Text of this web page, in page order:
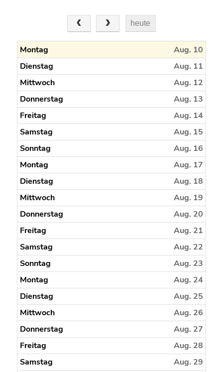
heute
Montag
Aug. 10
Dienstag
Aug. 11
Mittwoch
Aug. 12
Donnerstag
Aug. 13
Freitag
Aug. 14
Samstag
Aug. 15
Sonntag
Aug. 16
Montag
Aug. 17
Dienstag
Aug. 18
Mittwoch
Aug. 19
Donnerstag
Aug. 20
Freitag
Aug. 21
Samstag
Aug. 22
Sonntag
Aug. 23
Montag
Aug. 24
Dienstag
Aug. 25
Mittwoch
Aug. 26
Donnerstag
Aug. 27
Freitag
Aug. 28
Samstag
Aug. 29